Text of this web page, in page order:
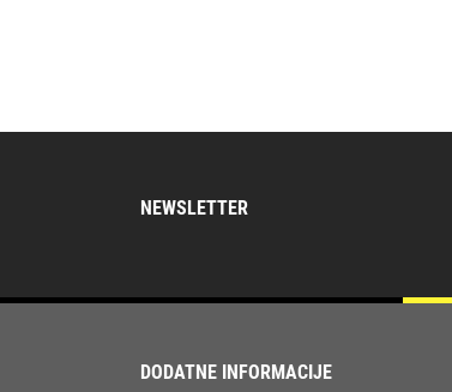
NEWSLETTER
DODATNE INFORMACIJE